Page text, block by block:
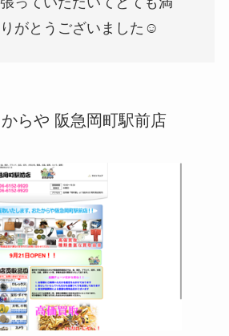
がとうございました☺️
らや 阪急岡町駅前店